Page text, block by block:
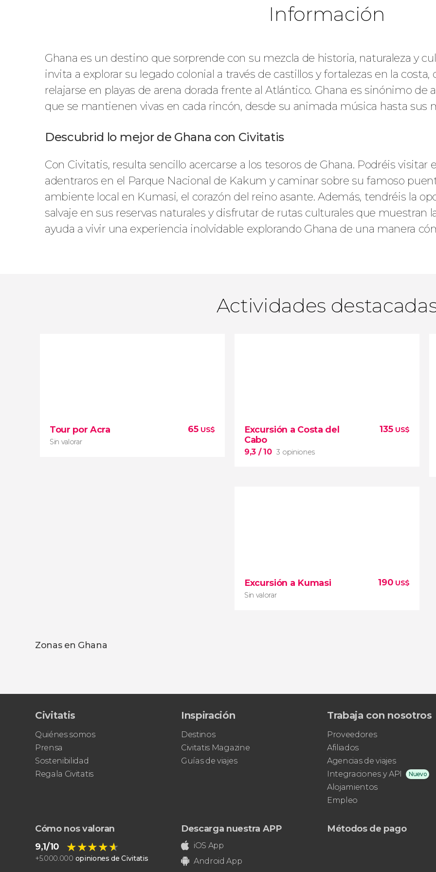
Información
Ghana es un destino que sorprende con su mezcla de historia, naturaleza y
invita a explorar su legado colonial a través de castillos y fortalezas en la
relajarse en playas de arena dorada frente al Atlántico. Ghana es sinónimo de
que se mantienen vivas en cada rincón, desde su animada música hasta sus
Descubrid lo mejor de Ghana con Civitatis
Con Civitatis, resulta sencillo acercarse a los tesoros de Ghana. Podréis visitar
adentraros en el Parque Nacional de Kakum y caminar sobre su famoso
ambiente local en Kumasi, el corazón del reino asante. Además, tendréis la
salvaje en sus reservas naturales y disfrutar de rutas culturales que muestran
ayuda a vivir una experiencia inolvidable explorando Ghana de una manera
Actividades
Tour por Acra
Sin valorar
65 US$
Excursión a Costa del
Cabo
9,3 / 10 3 opiniones
135 US$
Cabo desde Acra
principales
atractivos de la región de Ghana Central
Excursión a Kumasi
Sin valorar
190 US$
excursión a Kumasi desde Acra
ciudad
más poblada de Ghana
Zonas en Ghana
Civitatis
Quiénes somos
Prensa
Sostenibilidad
Regala Civitatis
Inspiración
Destinos
Civitatis Magazine
Guías de viajes
Trabaja con nosotros
Proveedores
Afiliados
Agencias de viajes
Integraciones y API
Nuevo
Alojamientos
Empleo
Cómo nos valoran
9,1/10
★★★★★
★★★★★
+5.000.000 opiniones de Civitatis
Descarga nuestra APP
iOS App
Android App
Métodos de pago